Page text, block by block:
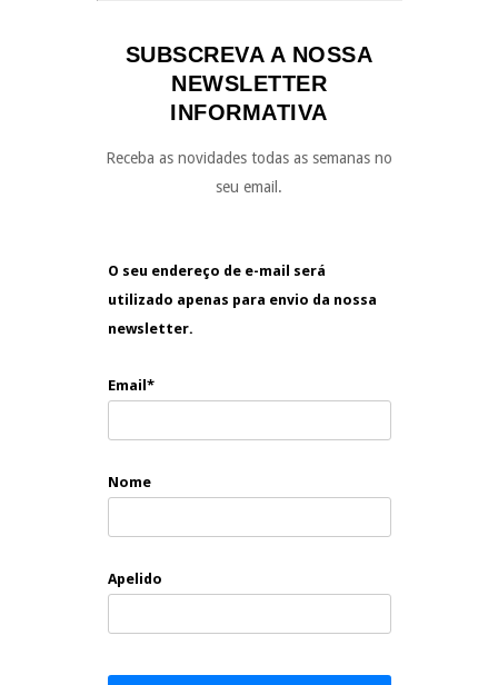
SUBSCREVA A NOSSA
NEWSLETTER
INFORMATIVA
Receba as novidades todas as semanas no
seu email.
O seu endereço de e-mail será
utilizado apenas para envio da nossa
newsletter.
Email*
Nome
Apelido